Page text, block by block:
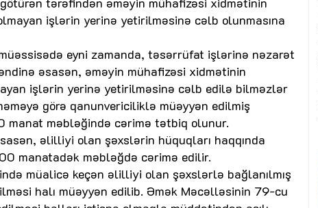
işlərin yerinə yetirilməsinə cəlb olunmasına
eyni zamanda, təsərrüfat işlərinə nəzarət
əsasən, əməyin mühafizəsi xidmətinin
işlərin yerinə yetirilməsinə cəlb edilə bilməzlər
görə qanunvericiliklə müəyyən edilmiş
manat məbləğində cərimə tətbiq olunur.
əlilliyi olan şəxslərin hüquqları haqqında
manatadək məbləğdə cərimə edilir.
müalicə keçən əlilliyi olan şəxslərlə bağlanılmış
halı müəyyən edilib. Əmək Məcəlləsinin 79-cu